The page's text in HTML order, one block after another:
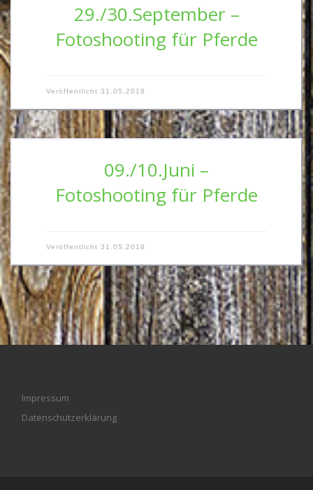
29./30.September –
Fotoshooting für Pferde
Veröffentlicht31.05.2018
09./10.Juni –
Fotoshooting für Pferde
Veröffentlicht31.05.2018
Impressum
Datenschutzerklärung